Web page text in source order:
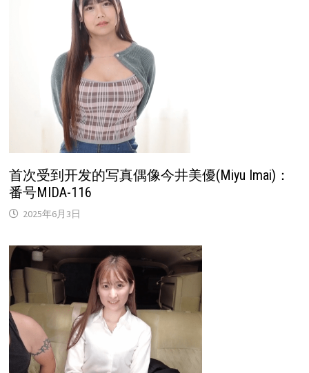
首次受到开发的写真偶像今井美優(Miyu Imai)：
番号MIDA-116
2025年6月3日